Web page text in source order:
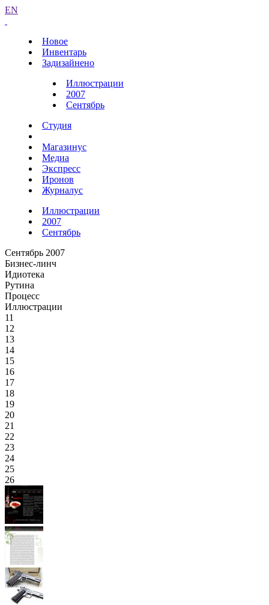
EN
Новое
Инвентарь
Задизайнено
Иллюстрации
2007
Сентябрь
Студия
Магазинус
Медиа
Экспресс
Иронов
Журналус
Иллюстрации
2007
Сентябрь
Сентябрь 2007
Бизнес-линч
Идиотека
Рутина
Процесс
Иллюстрации
11
12
13
14
15
16
17
18
19
20
21
22
23
24
25
26